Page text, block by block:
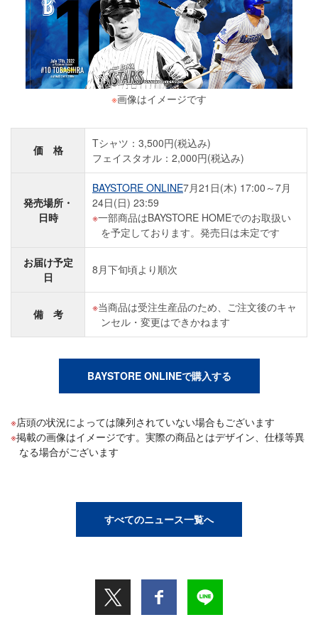
※画像はイメージです
価 格
Tシャツ：3,500円(税込み)
フェイスタオル：2,000円(税込み)
発売場所・
日時
BAYSTORE ONLINE7月21日(木) 17:00～7月
24日(日) 23:59
一部商品はBAYSTORE HOMEでのお取扱い
を予定しております。発売日は未定です
お届け予定
日
8月下旬頃より順次
備 考
当商品は受注生産品のため、ご注文後のキャ
ンセル・変更はできかねます
BAYSTORE ONLINEで購入する
店頭の状況によっては陳列されていない場合もございます
掲載の画像はイメージです。実際の商品とはデザイン、仕様等異
なる場合がございます
すべてのニュース一覧へ